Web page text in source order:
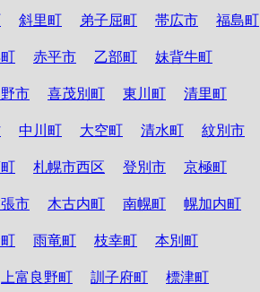
斜里町 弟子屈町 帯広市 福島町
赤平市 乙部町 妹背牛町
市 喜茂別町 東川町 清里町
中川町 大空町 清水町 紋別市
札幌市西区 登別市 京極町
市 木古内町 南幌町 幌加内町
雨竜町 枝幸町 本別町
上富良野町 訓子府町 標津町